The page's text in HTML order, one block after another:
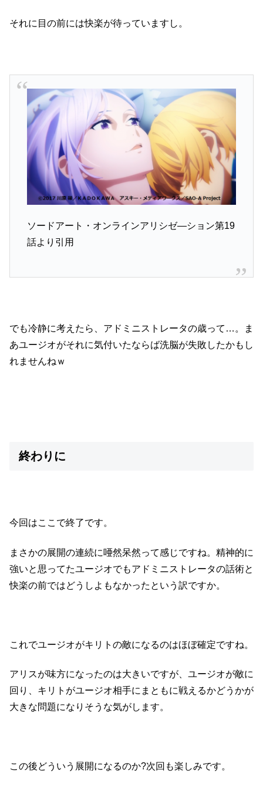
それに目の前には快楽が待っていますし。
ソードアート・オンラインアリシゼ―ション第19
話より引用
でも冷静に考えたら、アドミニストレータの歳って…。ま
あユージオがそれに気付いたならば洗脳が失敗したかもし
れませんねｗ
終わりに
今回はここで終了です。
まさかの展開の連続に唖然呆然って感じですね。精神的に
強いと思ってたユージオでもアドミニストレータの話術と
快楽の前ではどうしよもなかったという訳ですか。
これでユージオがキリトの敵になるのはほぼ確定ですね。
アリスが味方になったのは大きいですが、ユージオが敵に
回り、キリトがユージオ相手にまともに戦えるかどうかが
大きな問題になりそうな気がします。
この後どういう展開になるのか?次回も楽しみです。